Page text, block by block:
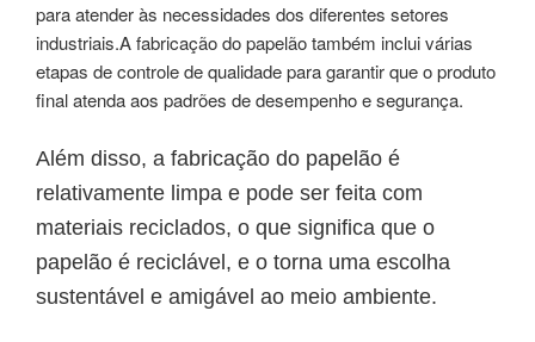
para atender às necessidades dos diferentes setores
industriais.A fabricação do papelão também inclui várias
etapas de controle de qualidade para garantir que o produto
final atenda aos padrões de desempenho e segurança.
Além disso, a fabricação do papelão é
relativamente limpa e pode ser feita com
materiais reciclados, o que significa que o
papelão é reciclável, e o torna uma escolha
sustentável e amigável ao meio ambiente.